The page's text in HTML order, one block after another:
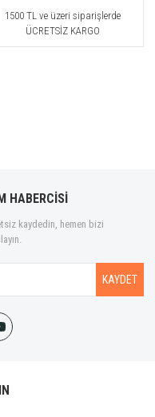
1500 TL ve üzeri siparişlerde
ÜCRETSİZ KARGO
HABERCİSİ
kaydedin, hemen bizi
KAYDET